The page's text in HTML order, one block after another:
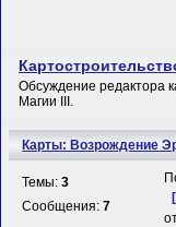
Обсуждение редактора
Магии III.
Карты: Возрождение
Темы:3
Сообщения:7